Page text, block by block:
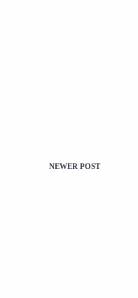
NEWER POST